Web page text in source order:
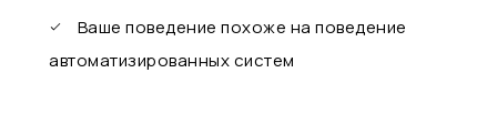
Ваше поведение похоже на поведение
автоматизированных систем